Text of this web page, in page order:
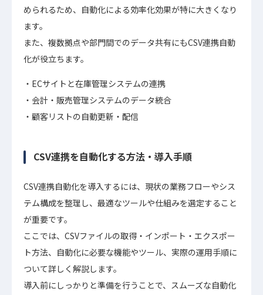
められるため、自動化による効率化効果が特に大きくなり
ます。
また、複数拠点や部門間でのデータ共有にもCSV連携自動
化が役立ちます。
ECサイトと在庫管理システムの連携
会計・販売管理システムのデータ統合
顧客リストの自動更新・配信
CSV連携を自動化する方法・導入手順
CSV連携自動化を導入するには、現状の業務フローやシス
テム構成を整理し、最適なツールや仕組みを選定すること
が重要です。
ここでは、CSVファイルの取得・インポート・エクスポー
ト方法、自動化に必要な機能やツール、実際の運用手順に
ついて詳しく解説します。
導入前にしっかりと準備を行うことで、スムーズな自動化